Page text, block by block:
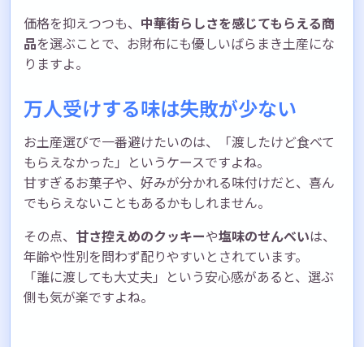
価格を抑えつつも、 中華街らしさを感じてもらえる商
品を選ぶことで、お財布にも優しいばらまき土産にな
りますよ。
万人受けする味は失敗が少ない
お土産選びで一番避けたいのは、「渡したけど食べて
もらえなかった」というケースですよね。
甘すぎるお菓子や、好みが分かれる味付けだと、喜ん
でもらえないこともあるかもしれません。
その点、 甘さ控えめのクッキーや塩味のせんべいは、
年齢や性別を問わず配りやすいとされています。
「誰に渡しても大丈夫」という安心感があると、選ぶ
側も気が楽ですよね。